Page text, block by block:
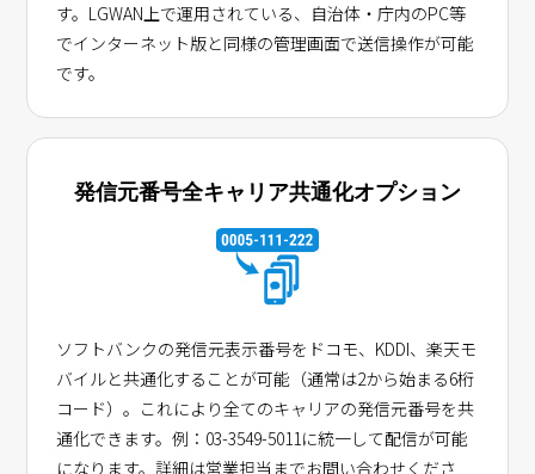
す。LGWAN上で運用されている、自治体・庁内のPC等
でインターネット版と同様の管理画面で送信操作が可能
です。
発信元番号全キャリア共通化オプション
ソフトバンクの発信元表示番号をドコモ、KDDI、楽天モ
バイルと共通化することが可能（通常は2から始まる6桁
コード）。これにより全てのキャリアの発信元番号を共
通化できます。例：03-3549-5011に統一して配信が可能
になります。詳細は営業担当までお問い合わせくださ